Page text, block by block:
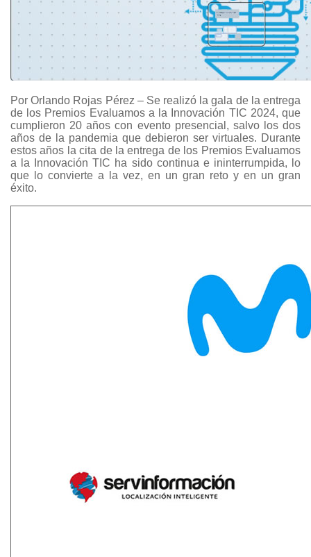
Por Orlando Rojas Pérez – Se realizó la gala de la entrega
de los Premios Evaluamos a la Innovación TIC 2024, que
cumplieron 20 años con evento presencial, salvo los dos
años de la pandemia que debieron ser virtuales. Durante
estos años la cita de la entrega de los Premios Evaluamos
a la Innovación TIC ha sido continua e ininterrumpida, lo
que lo convierte a la vez, en un gran reto y en un gran
éxito.